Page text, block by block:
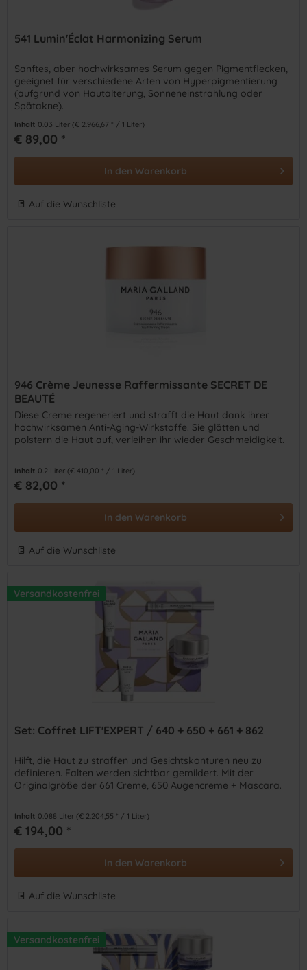
541 Lumin'Éclat Harmonizing Serum
Sanftes, aber hochwirksames Serum gegen Pigmentflecken,
geeignet für verschiedene Arten von Hyperpigmentierung
(aufgrund von Hautalterung, Sonneneinstrahlung oder
Spätakne).
Inhalt 0.03 Liter (€ 2.966,67 * / 1 Liter)
€ 89,00 *
In den Warenkorb
Auf die Wunschliste
946 Crème Jeunesse Raffermissante SECRET DE
BEAUTÉ
Diese Creme regeneriert und strafft die Haut dank ihrer
hochwirksamen Anti-Aging-Wirkstoffe. Sie glätten und
polstern die Haut auf, verleihen ihr wieder Geschmeidigkeit.
Inhalt 0.2 Liter (€ 410,00 * / 1 Liter)
€ 82,00 *
In den Warenkorb
Auf die Wunschliste
Versandkostenfrei
Set: Coffret LIFT'EXPERT / 640 + 650 + 661 + 862
Hilft, die Haut zu straffen und Gesichtskonturen neu zu
definieren. Falten werden sichtbar gemildert. Mit der
Originalgröße der 661 Creme, 650 Augencreme + Mascara.
Inhalt 0.088 Liter (€ 2.204,55 * / 1 Liter)
€ 194,00 *
In den Warenkorb
Auf die Wunschliste
Versandkostenfrei